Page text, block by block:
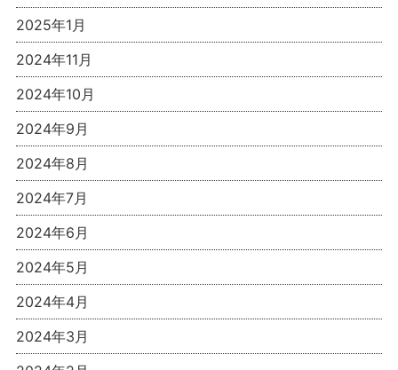
2025年1月
2024年11月
2024年10月
2024年9月
2024年8月
2024年7月
2024年6月
2024年5月
2024年4月
2024年3月